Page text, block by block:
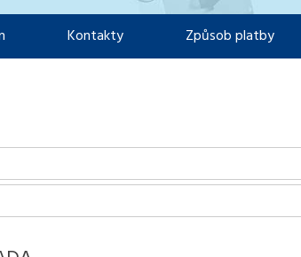
Kontakty Způsob platby